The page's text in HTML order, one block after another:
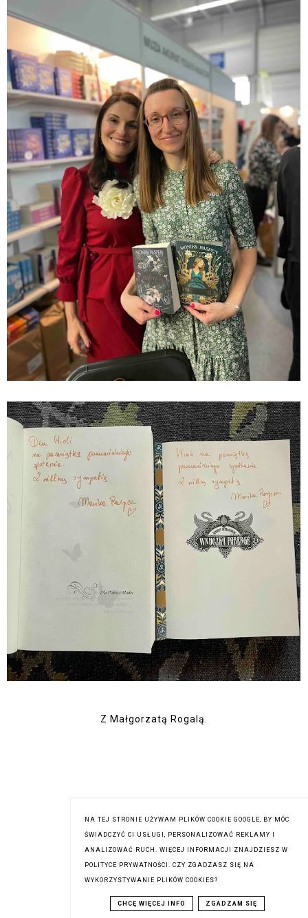
Z Małgorzatą Rogalą.
NA TEJ STRONIE UŻYWAM PLIKÓW COOKIE GOOGLE, BY MÓC
ŚWIADCZYĆ CI USŁUGI, PERSONALIZOWAĆ REKLAMY I
ANALIZOWAĆ RUCH. WIĘCEJ INFORMACJI ZNAJDZIESZ W
POLITYCE PRYWATNOŚCI. CZY ZGADZASZ SIĘ NA
WYKORZYSTYWANIE PLIKÓW COOKIES?
CHCĘ WIĘCEJ INFO ZGADZAM SIĘ